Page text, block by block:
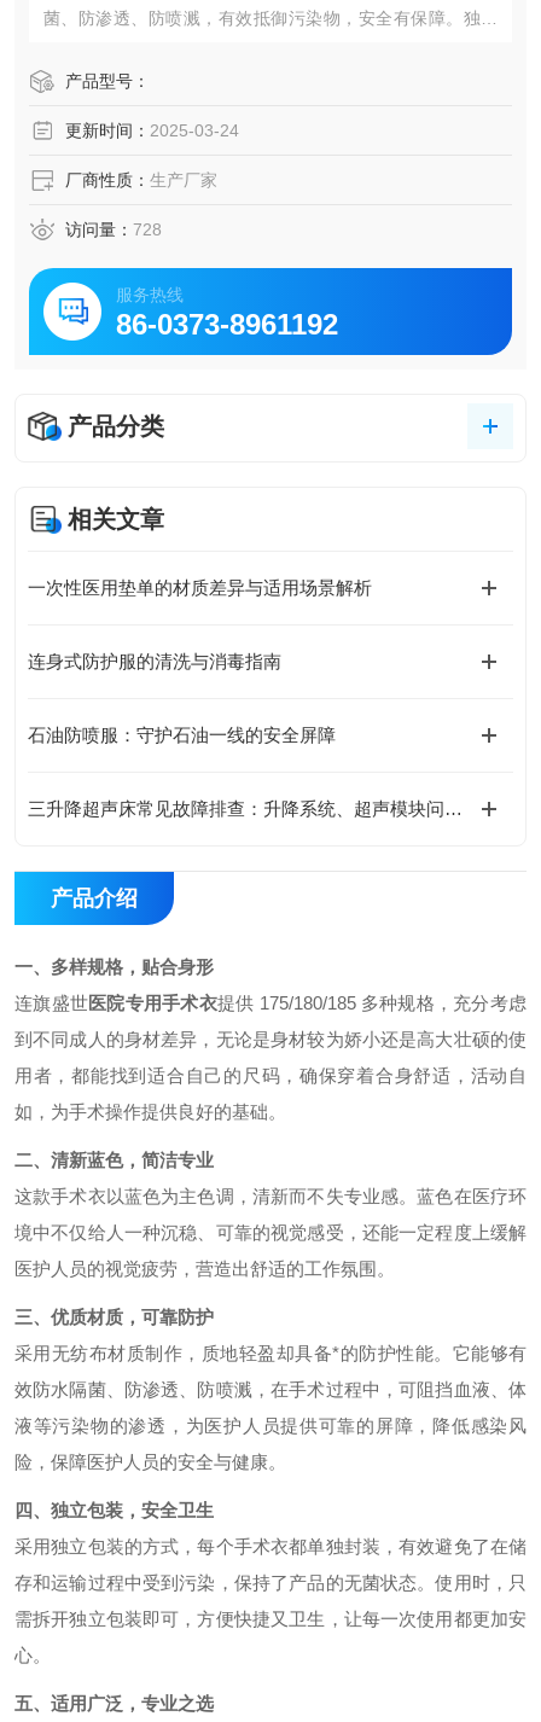
菌、防渗透、防喷溅，有效抵御污染物，安全有保障。独立
等场景。每箱 100 套。发货地河南，与顺丰合作送货上门，
防护的优质之选
产品型号：
更新时间： 2025-03-24
厂商性质： 生产厂家
访问量： 728
服务热线
86-0373-8961192
产品分类
相关文章
一次性医用垫单的材质差异与适用场景解析
连身式防护服的清洗与消毒指南
石油防喷服：守护石油一线的安全屏障
三升降超声床常见故障排查：升降系统、超声模块问题处理
产品介绍
一、多样规格，贴合身形
连旗盛世医院专用手术衣提供 175/180/185 多种规格，充分考虑
到不同成人的身材差异，无论是身材较为娇小还是高大壮硕的使
用者，都能找到适合自己的尺码，确保穿着合身舒适，活动自
如，为手术操作提供良好的基础。
二、清新蓝色，简洁专业
这款手术衣以蓝色为主色调，清新而不失专业感。蓝色在医疗环
境中不仅给人一种沉稳、可靠的视觉感受，还能一定程度上缓解
医护人员的视觉疲劳，营造出舒适的工作氛围。
三、优质材质，可靠防护
采用无纺布材质制作，质地轻盈却具备*的防护性能。它能够有
效防水隔菌、防渗透、防喷溅，在手术过程中，可阻挡血液、体
液等污染物的渗透，为医护人员提供可靠的屏障，降低感染风
险，保障医护人员的安全与健康。
四、独立包装，安全卫生
采用独立包装的方式，每个手术衣都单独封装，有效避免了在储
存和运输过程中受到污染，保持了产品的无菌状态。使用时，只
需拆开独立包装即可，方便快捷又卫生，让每一次使用都更加安
心。
五、适用广泛，专业之选